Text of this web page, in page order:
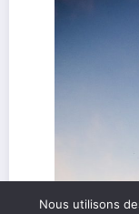
Nous utilisons